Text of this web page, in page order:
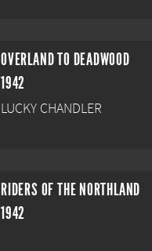
OVERLAND TO DEADWOOD
1942
LUCKY CHANDLER
RIDERS OF THE NORTHLAND
1942